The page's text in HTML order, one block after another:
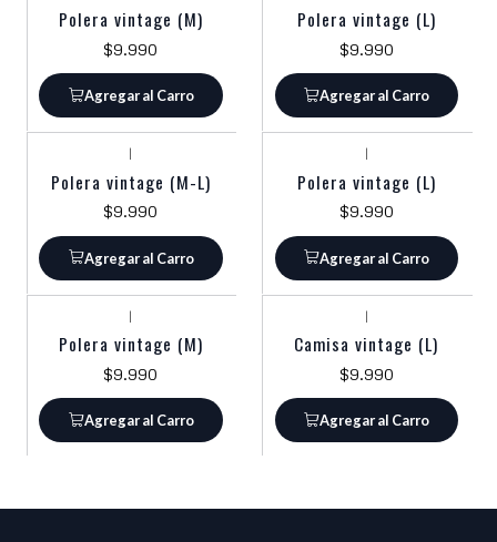
Polera vintage (M)
$9.990
Agregar al Carro
Polera vintage (L)
$9.990
Agregar al Carro
|
Polera vintage (M-L)
$9.990
Agregar al Carro
|
Polera vintage (L)
$9.990
Agregar al Carro
|
Polera vintage (M)
$9.990
Agregar al Carro
|
Camisa vintage (L)
$9.990
Agregar al Carro